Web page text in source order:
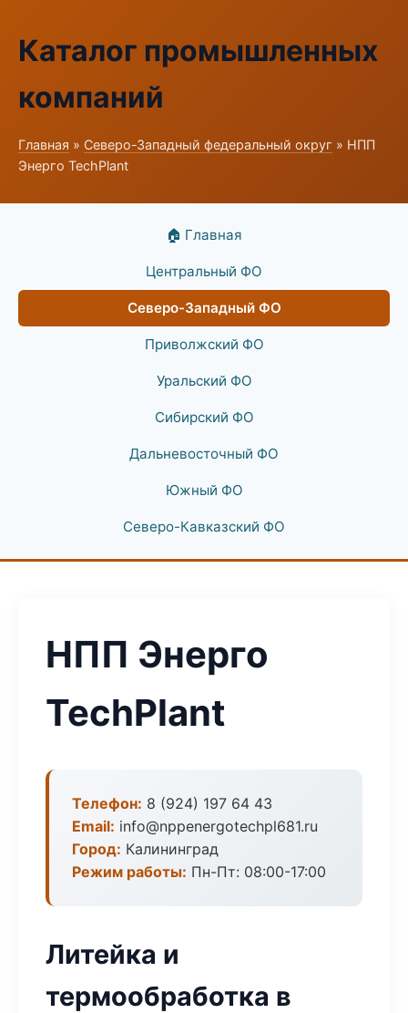
Каталог промышленных
компаний
Главная » Северо-Западный федеральный округ » НПП
Энерго TechPlant
🏠 Главная
Центральный ФО
Северо-Западный ФО
Приволжский ФО
Уральский ФО
Сибирский ФО
Дальневосточный ФО
Южный ФО
Северо-Кавказский ФО
НПП Энерго
TechPlant
Телефон: 8 (924) 197 64 43
Email: info@nppenergotechpl681.ru
Город: Калининград
Режим работы: Пн-Пт: 08:00-17:00
Литейка и
термообработка в